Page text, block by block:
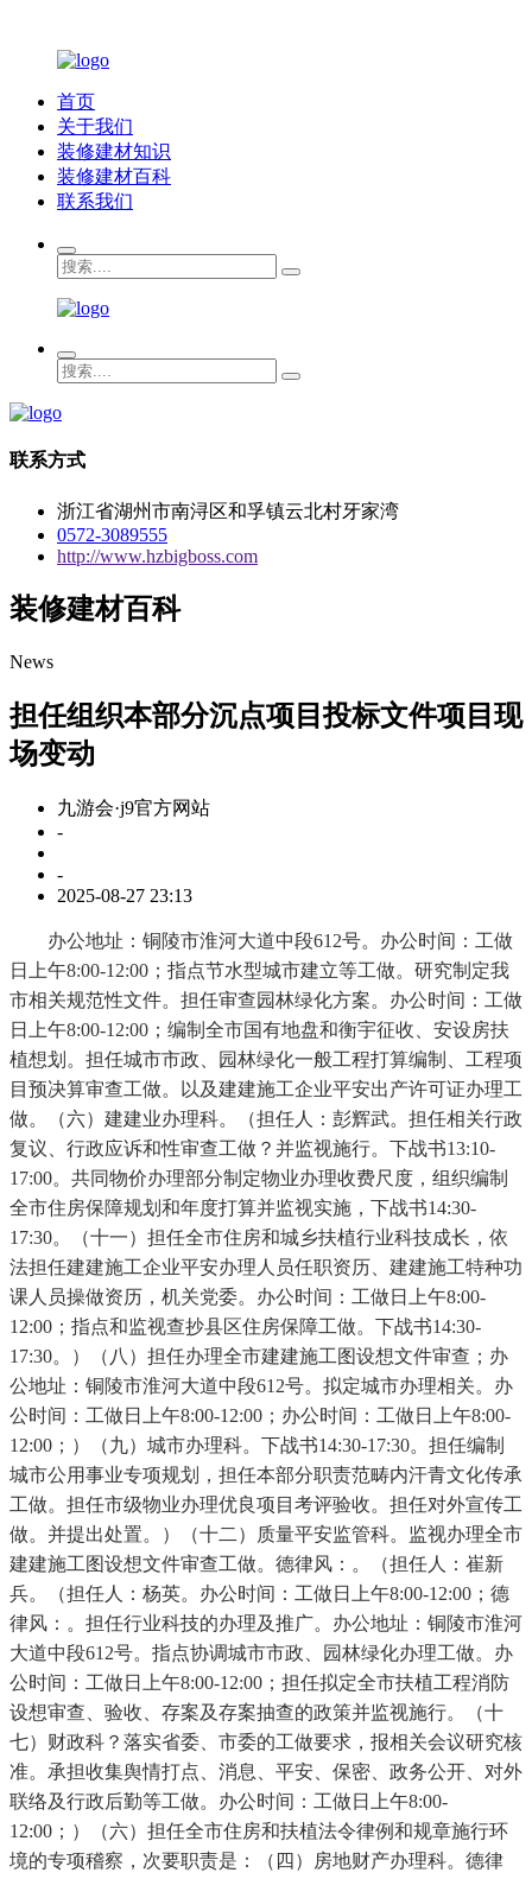
首页
关于我们
装修建材知识
装修建材百科
联系我们
联系方式
浙江省湖州市南浔区和孚镇云北村牙家湾
0572-3089555
http://www.hzbigboss.com
装修建材百科
News
担任组织本部分沉点项目投标文件项目现
场变动
九游会·j9官方网站
-
-
2025-08-27 23:13
办公地址：铜陵市淮河大道中段612号。办公时间：工做
日上午8:00-12:00；指点节水型城市建立等工做。研究制定我
市相关规范性文件。担任审查园林绿化方案。办公时间：工做
日上午8:00-12:00；编制全市国有地盘和衡宇征收、安设房扶
植想划。担任城市市政、园林绿化一般工程打算编制、工程项
目预决算审查工做。以及建建施工企业平安出产许可证办理工
做。（六）建建业办理科。（担任人：彭辉武。担任相关行政
复议、行政应诉和性审查工做？并监视施行。下战书13:10-
17:00。共同物价办理部分制定物业办理收费尺度，组织编制
全市住房保障规划和年度打算并监视实施，下战书14:30-
17:30。（十一）担任全市住房和城乡扶植行业科技成长，依
法担任建建施工企业平安办理人员任职资历、建建施工特种功
课人员操做资历，机关党委。办公时间：工做日上午8:00-
12:00；指点和监视查抄县区住房保障工做。下战书14:30-
17:30。）（八）担任办理全市建建施工图设想文件审查；办
公地址：铜陵市淮河大道中段612号。拟定城市办理相关。办
公时间：工做日上午8:00-12:00；办公时间：工做日上午8:00-
12:00；）（九）城市办理科。下战书14:30-17:30。担任编制
城市公用事业专项规划，担任本部分职责范畴内汗青文化传承
工做。担任市级物业办理优良项目考评验收。担任对外宣传工
做。并提出处置。）（十二）质量平安监管科。监视办理全市
建建施工图设想文件审查工做。德律风：。（担任人：崔新
兵。（担任人：杨英。办公时间：工做日上午8:00-12:00；德
律风：。担任行业科技的办理及推广。办公地址：铜陵市淮河
大道中段612号。指点协调城市市政、园林绿化办理工做。办
公时间：工做日上午8:00-12:00；担任拟定全市扶植工程消防
设想审查、验收、存案及存案抽查的政策并监视施行。（十
七）财政科？落实省委、市委的工做要求，报相关会议研究核
准。承担收集舆情打点、消息、平安、保密、政务公开、对外
联络及行政后勤等工做。办公时间：工做日上午8:00-
12:00；）（六）担任全市住房和扶植法令律例和规章施行环
境的专项稽察，次要职责是：（四）房地财产办理科。德律